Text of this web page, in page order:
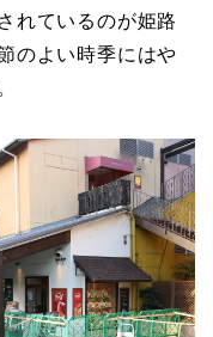
れているのが姫路
のよい時季にはや